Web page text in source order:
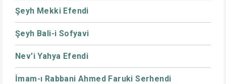
Şeyh Mekki Efendi
Şeyh Bali-i Sofyavi
Nev'i Yahya Efendi
İmam-ı Rabbani Ahmed Faruki Serhendi